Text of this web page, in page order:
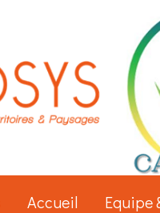
Accueil Equipe